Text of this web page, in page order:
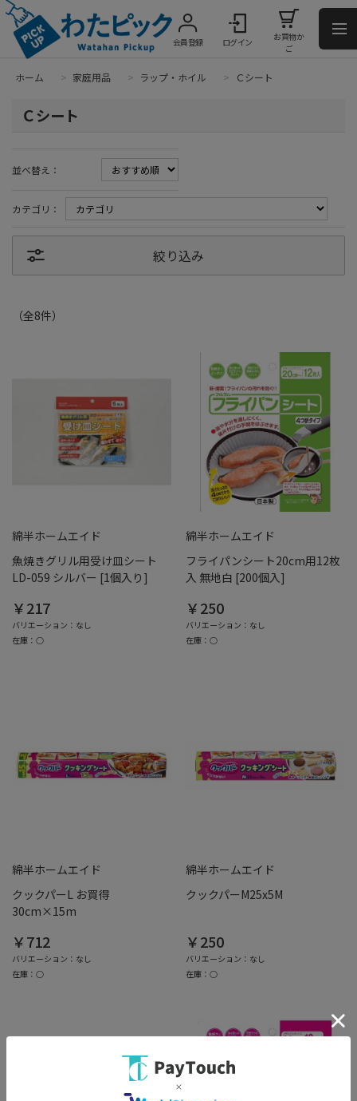
会員登録 ログイン
お買物か
ご
ホーム > 家庭用品 > ラップ・ホイル > Ｃシート
Ｃシート
並べ替え：
カテゴリ：
絞り込み
（全8件）
綿半ホームエイド
魚焼きグリル用受け皿シート
LD-059 シルバー [1個入り]
￥217
バリエーション：なし
在庫：○
綿半ホームエイド
フライパンシート20cm用12枚
入 無地白 [200個入]
￥250
バリエーション：なし
在庫：○
綿半ホームエイド
クックパーL お買得
30cm×15m
￥712
バリエーション：なし
在庫：○
綿半ホームエイド
クックパーM25x5M
￥250
バリエーション：なし
在庫：○